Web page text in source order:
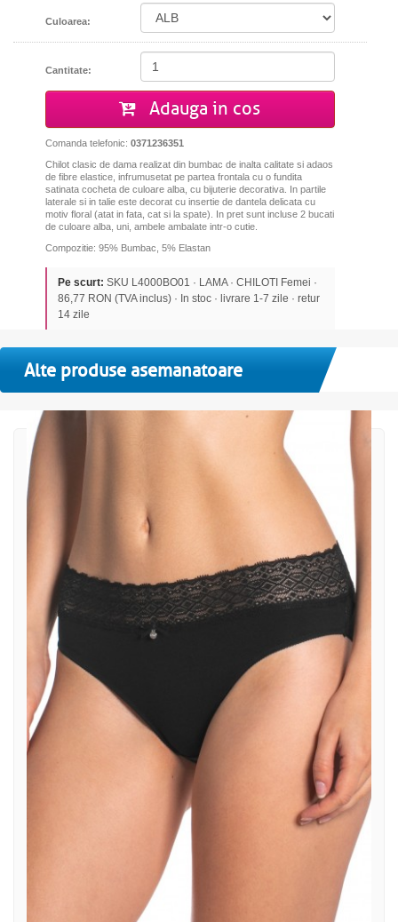
Culoarea:
Cantitate:
Adauga in cos
Comanda telefonic: 0371236351
Chilot clasic de dama realizat din bumbac de inalta calitate si adaos
de fibre elastice, infrumusetat pe partea frontala cu o fundita
satinata cocheta de culoare alba, cu bijuterie decorativa.
In partile
laterale si in talie este decorat cu insertie de dantela delicata cu
motiv floral (atat in fata, cat si la spate).
In pret sunt incluse 2 bucati
de culoare alba, uni, ambele ambalate intr-o cutie.
Compozitie: 95% Bumbac, 5% Elastan
Pe scurt: SKU L4000BO01 · LAMA · CHILOTI Femei ·
86,77 RON (TVA inclus) · In stoc · livrare 1-7 zile · retur
14 zile
Alte produse asemanatoare